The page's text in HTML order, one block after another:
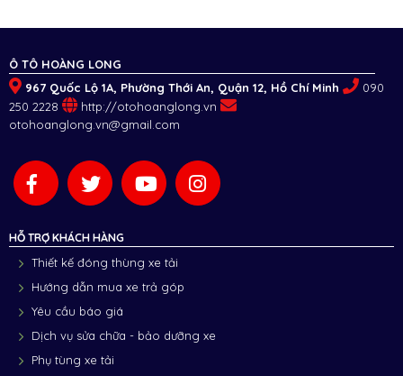
Ô TÔ HOÀNG LONG
967 Quốc Lộ 1A, Phường Thới An, Quận 12, Hồ Chí Minh
090
250 2228
http://otohoanglong.vn
otohoanglong.vn@gmail.com
HỖ TRỢ KHÁCH HÀNG
Thiết kế đóng thùng xe tải
Hướng dẫn mua xe trả góp
Yêu cầu báo giá
Dịch vụ sửa chữa - bảo dưỡng xe
Phụ tùng xe tải